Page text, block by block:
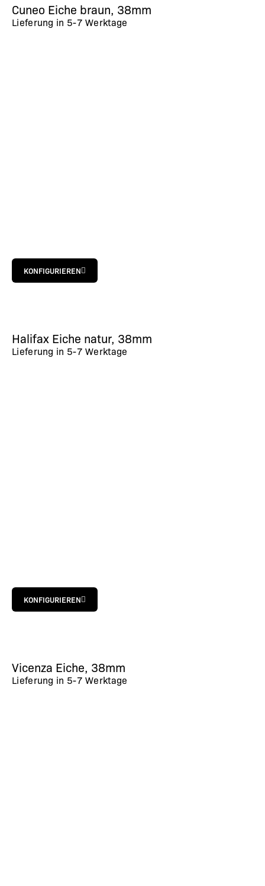
Cuneo Eiche braun, 38mm
Lieferung in 5-7 Werktage
KONFIGURIEREN
Halifax Eiche natur, 38mm
Lieferung in 5-7 Werktage
KONFIGURIEREN
Vicenza Eiche, 38mm
Lieferung in 5-7 Werktage